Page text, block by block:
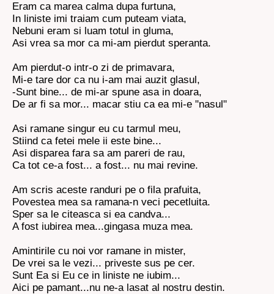
Eram ca marea calma dupa furtuna,
In liniste imi traiam cum puteam viata,
Nebuni eram si luam totul in gluma,
Asi vrea sa mor ca mi-am pierdut speranta.
Am pierdut-o intr-o zi de primavara,
Mi-e tare dor ca nu i-am mai auzit glasul,
-Sunt bine... de mi-ar spune asa in doara,
De ar fi sa mor... macar stiu ca ea mi-e "nasul"
Asi ramane singur eu cu tarmul meu,
Stiind ca fetei mele ii este bine...
Asi disparea fara sa am pareri de rau,
Ca tot ce-a fost... a fost... nu mai revine.
Am scris aceste randuri pe o fila prafuita,
Povestea mea sa ramana-n veci pecetluita.
Sper sa le citeasca si ea candva...
A fost iubirea mea...gingasa muza mea.
Amintirile cu noi vor ramane in mister,
De vrei sa le vezi... priveste sus pe cer.
Sunt Ea si Eu ce in liniste ne iubim...
Aici pe pamant...nu ne-a lasat al nostru destin.